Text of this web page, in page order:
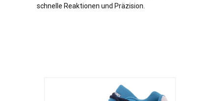
schnelle Reaktionen und Präzision.